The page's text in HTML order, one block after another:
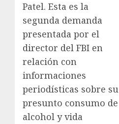
Patel. Esta es la
segunda demanda
presentada por el
director del FBI en
relación con
informaciones
periodísticas sobre su
presunto consumo de
alcohol y vida